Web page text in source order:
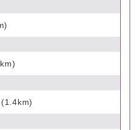
(1.4km)